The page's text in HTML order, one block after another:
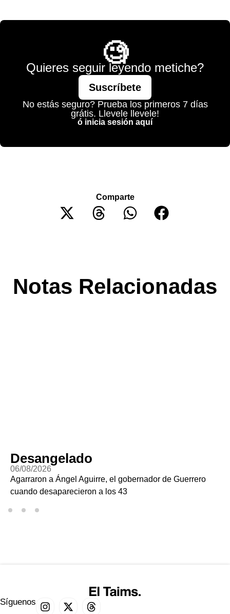
🧐
Quieres seguir leyendo metiche?
Suscríbete
No estás seguro? Prueba los primeros 7 días
grátis. Llevele llevele!
ó inicia sesión aquí
Comparte
Notas Relacionadas
Desangelado
06/08/2026
Agarraron a Ángel Aguirre, el gobernador de Guerrero
cuando desaparecieron a los 43
Síguenos